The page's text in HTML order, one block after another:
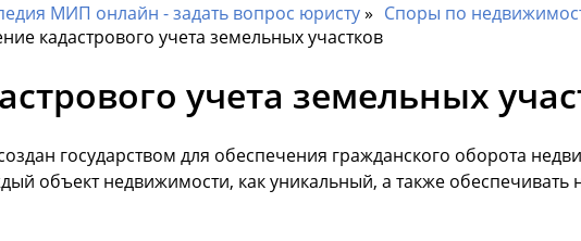
МИП онлайн - задать вопрос юристу Споры по
кадастрового учета земельных участков
учета земельных
государством для обеспечения гражданского оборота
объект недвижимости, как уникальный, а также